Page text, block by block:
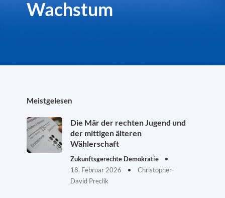
Wachstum
Meistgelesen
Die Mär der rechten Jugend und
der mittigen älteren
Wählerschaft
Zukunftsgerechte Demokratie
18. Februar 2026
Christopher-
David Preclik